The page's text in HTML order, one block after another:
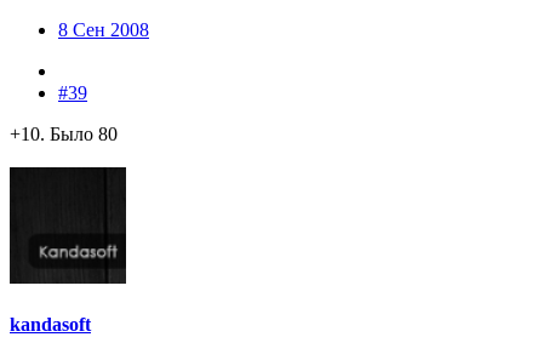
8 Сен 2008
#39
+10. Было 80
kandasoft